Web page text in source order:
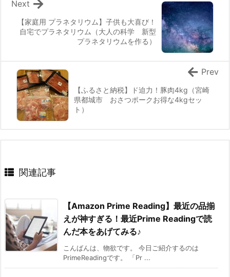
【家庭用 プラネタリウム】子供も大喜び！
自宅でプラネタリウム（大人の科学 新型
プラネタリウムを作る）
Next
【ふるさと納税】ド迫力！豚肉4kg（宮崎
県都城市 おさつポークお得な4kgセッ
ト）
Prev
関連記事
【Amazon Prime Reading】最近の品揃
えが神すぎる！最近Prime Readingで読
んだ本をあげてみる♪
こんばんは、物欲です。 今日ご紹介するのは
PrimeReadingです。 「Pr ...